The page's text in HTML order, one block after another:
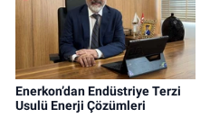
Enerkon’dan Endüstriye Terzi
Usulü Enerji Çözümleri